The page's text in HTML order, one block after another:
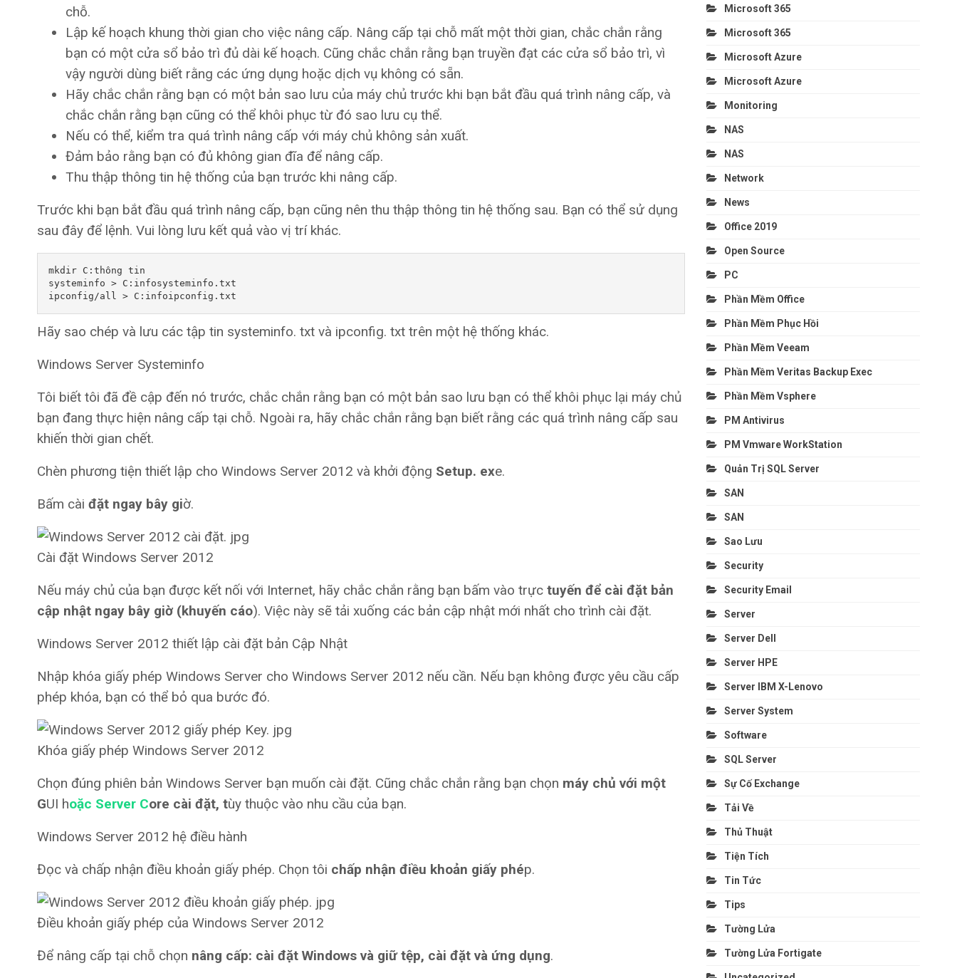
chỗ.
Lập kế hoạch khung thời gian cho việc nâng cấp. Nâng cấp tại chỗ mất một thời gian, chắc chắn rằng
bạn có một cửa sổ bảo trì đủ dài kế hoạch. Cũng chắc chắn rằng bạn truyền đạt các cửa sổ bảo trì, vì
vậy người dùng biết rằng các ứng dụng hoặc dịch vụ không có sẵn.
Hãy chắc chắn rằng bạn có một bản sao lưu của máy chủ trước khi bạn bắt đầu quá trình nâng cấp, và
chắc chắn rằng bạn cũng có thể khôi phục từ đó sao lưu cụ thể.
Nếu có thể, kiểm tra quá trình nâng cấp với máy chủ không sản xuất.
Đảm bảo rằng bạn có đủ không gian đĩa để nâng cấp.
Thu thập thông tin hệ thống của bạn trước khi nâng cấp.
Trước khi bạn bắt đầu quá trình nâng cấp, bạn cũng nên thu thập thông tin hệ thống sau. Bạn có thể sử dụng
sau đây để lệnh. Vui lòng lưu kết quả vào vị trí khác.
mkdir C:thông tin
systeminfo > C:infosysteminfo.txt
Hãy sao chép và lưu các tập tin systeminfo. txt và ipconfig. txt trên một hệ thống khác.
Windows Server Systeminfo
Tôi biết tôi đã đề cập đến nó trước, chắc chắn rằng bạn có một bản sao lưu bạn có thể khôi phục lại máy chủ
bạn đang thực hiện nâng cấp tại chỗ. Ngoài ra, hãy chắc chắn rằng bạn biết rằng các quá trình nâng cấp sau
khiến thời gian chết.
Chèn phương tiện thiết lập cho Windows Server 2012 và khởi động Setup. exe.
Bấm cài đặt ngay bây giờ.
Cài đặt Windows Server 2012
Nếu máy chủ của bạn được kết nối với Internet, hãy chắc chắn rằng bạn bấm vào trực tuyến để cài đặt bản
cập nhật ngay bây giờ (khuyến cáo). Việc này sẽ tải xuống các bản cập nhật mới nhất cho trình cài đặt.
Windows Server 2012 thiết lập cài đặt bản Cập Nhật
Nhập khóa giấy phép Windows Server cho Windows Server 2012 nếu cần. Nếu bạn không được yêu cầu cấp
phép khóa, bạn có thể bỏ qua bước đó.
Khóa giấy phép Windows Server 2012
Chọn đúng phiên bản Windows Server bạn muốn cài đặt. Cũng chắc chắn rằng bạn chọn máy chủ với một
GUI hoặc Server Core cài đặt, tùy thuộc vào nhu cầu của bạn.
Windows Server 2012 hệ điều hành
Đọc và chấp nhận điều khoản giấy phép. Chọn tôi chấp nhận điều khoản giấy phép.
Điều khoản giấy phép của Windows Server 2012
Để nâng cấp tại chỗ chọn nâng cấp: cài đặt Windows và giữ tệp, cài đặt và ứng dụng.
Microsoft 365
Microsoft 365
Microsoft Azure
Microsoft Azure
Monitoring
NAS
NAS
Network
News
Office 2019
Open Source
PC
Phần Mềm Office
Phần Mềm Phục Hồi
Phần Mềm Veeam
Phần Mềm Veritas Backup Exec
Phần Mềm Vsphere
PM Antivirus
PM Vmware WorkStation
Quản Trị SQL Server
SAN
SAN
Sao Lưu
Security
Security Email
Server
Server Dell
Server HPE
Server IBM X-Lenovo
Server System
Software
SQL Server
Sự Cố Exchange
Tải Về
Thủ Thuật
Tiện Tích
Tin Tức
Tips
Tường Lửa
Tường Lửa Fortigate